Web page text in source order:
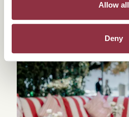
Allow all
Deny